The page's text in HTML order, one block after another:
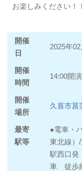
お楽しみください！！
開催
日
2025年
開催
時間
14:00開
開催
場所
久喜市
最寄
駅等
●電車・
東北線
駅西口発
車 徒歩